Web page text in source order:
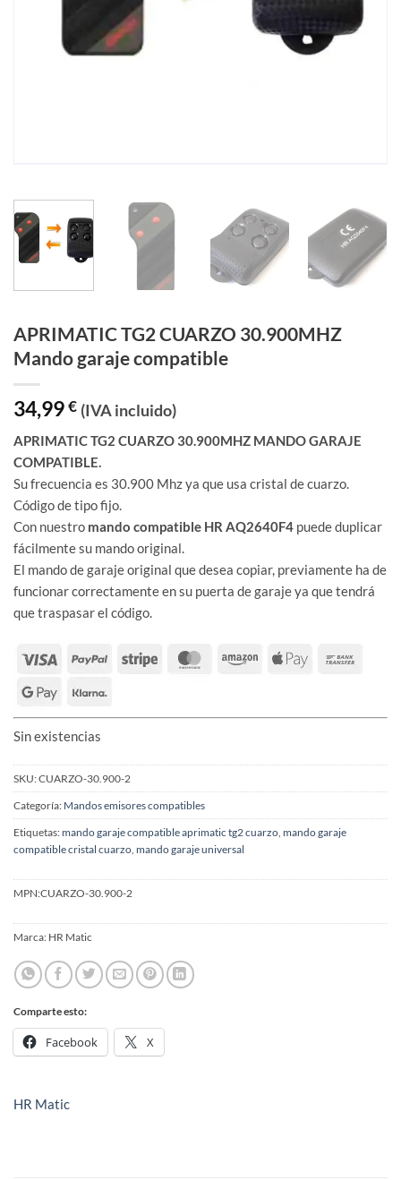
APRIMATIC TG2 CUARZO 30.900MHZ
Mando garaje compatible
34,99€ (IVA incluido)
APRIMATIC TG2 CUARZO 30.900MHZ MANDO GARAJE
COMPATIBLE.
Su frecuencia es 30.900 Mhz ya que usa cristal de cuarzo.
Código de tipo fijo.
Con nuestro mando compatible HR AQ2640F4 puede duplicar
fácilmente su mando original.
El mando de garaje original que desea copiar, previamente ha de
funcionar correctamente en su puerta de garaje ya que tendrá
que traspasar el código.
Sin existencias
SKU:CUARZO-30.900-2
Categoría: Mandos emisores compatibles
Etiquetas:mando garaje compatible aprimatic tg2 cuarzo mando garaje
compatible cristal cuarzo mando garaje universal
MPN:CUARZO-30.900-2
Marca: HR Matic
Comparte esto:
Facebook X
HR Matic